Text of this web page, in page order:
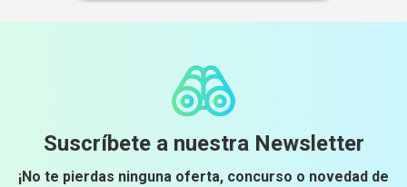
Suscríbete a nuestra Newsletter
¡No te pierdas ninguna oferta, concurso o novedad de